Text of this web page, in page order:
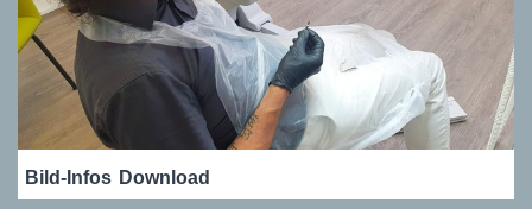
Bild-Infos Download